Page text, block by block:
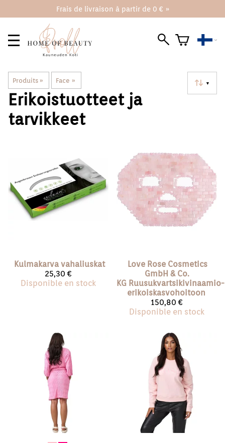
Frais de livraison à partir de 0 € »
Produits ‪» Face ‪» ▼
Erikoistuotteet ja
tarvikkeet
Kulmakarva vahaliuskat
25,30 €
Disponible en stock
Love Rose Cosmetics
GmbH & Co.
KG Ruusukvartsikivinaamio-
erikoiskasvohoitoon
150,80 €
Disponible en stock